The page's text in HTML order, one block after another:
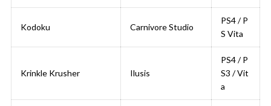
Kodoku Carnivore Studio
PS4 / P
S Vita
Krinkle Krusher Ilusis
PS4 / P
S3 / Vit
a